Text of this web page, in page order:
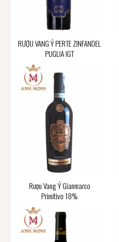
RƯỢU VANG Ý PERTE ZINFANDEL
PUGLIA IGT
Rượu Vang Ý Gianmarco
Primitivo 18%